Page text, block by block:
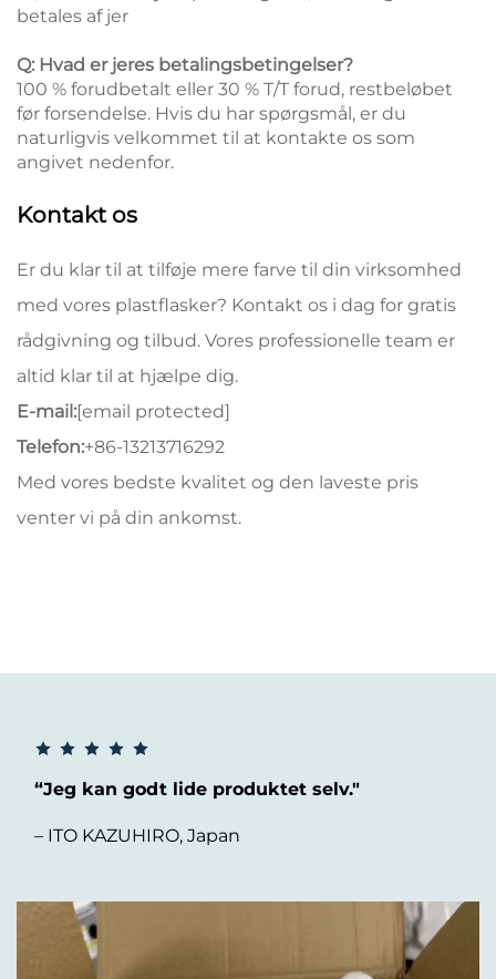
betales af jer
Q: Hvad er jeres betalingsbetingelser?
100 % forudbetalt eller 30 % T/T forud, restbeløbet
før forsendelse. Hvis du har spørgsmål, er du
naturligvis velkommet til at kontakte os som
angivet nedenfor.
Kontakt os
Er du klar til at tilføje mere farve til din virksomhed
med vores plastflasker? Kontakt os i dag for gratis
rådgivning og tilbud. Vores professionelle team er
altid klar til at hjælpe dig.
E-mail:[email protected]
Telefon:+86-13213716292
Med vores bedste kvalitet og den laveste pris
venter vi på din ankomst.
“Jeg kan godt lide produktet selv."
– ITO KAZUHIRO, Japan